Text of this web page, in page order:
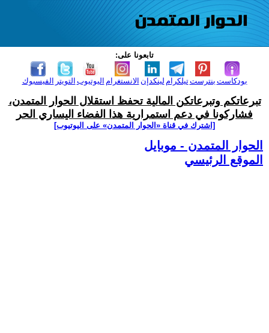
تابعونا على:
الفيسبوك التويتر اليوتيوب الانستغرام لينكدإن تيلكرامبنترست بودكاست
تبرعاتكم وتبرعاتكن المالية تحفظ استقلال الحوار المتمدن،
فشاركونا في دعم استمرارية هذا الفضاء اليساري الحر
[اشترك في قناة ‫«الحوار المتمدن» على اليوتيوب]
الحوار المتمدن - موبايل
الموقع الرئيسي